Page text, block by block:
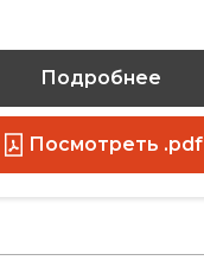
Подробнее
Посмотреть .pdf